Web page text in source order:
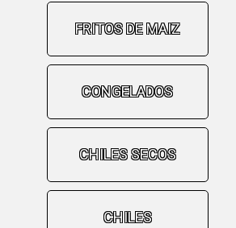
FRITOS DE MAIZ
CONGELADOS
CHILES SECOS
CHILES